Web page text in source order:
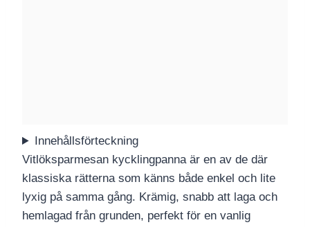
Innehållsförteckning
Vitlöksparmesan kycklingpanna är en av de där
klassiska rätterna som känns både enkel och lite
lyxig på samma gång. Krämig, snabb att laga och
hemlagad från grunden, perfekt för en vanlig